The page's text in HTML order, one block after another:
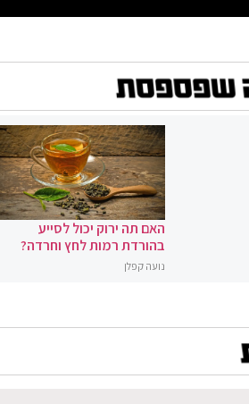
האם תה ירוק יכול לסייע
בהורדת רמות לחץ וחרדה?
נועה קפלן